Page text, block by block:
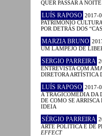
QUER PASSAR A
LUÍS RAPOSO 2017-
PATRIMÓNIO
POR DETRÁS DOS
MARZIA BRUNO
UM LAMPEJO DE
SERGIO PARREIRA
ENTREVISTA COM
DIRETORA ARTÍSTICA
LUÍS RAPOSO 2017-
A TRAGICOMÉDIA DA
DE COMO SE
IDEIA
SÉRGIO PARREIRA
ARTE POLÍTICA E DE
EFFECT